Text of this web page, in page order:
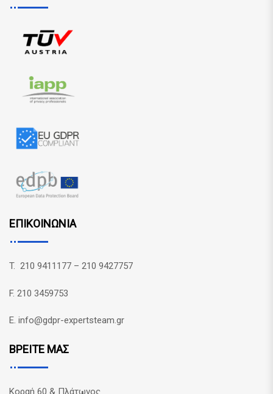
ΕΠΙΚΟΙΝΩΝΙΑ
T. 210 9411177 – 210 9427757
F. 210 3459753
E. info@gdpr-expertsteam.gr
ΒΡΕΙΤΕ ΜΑΣ
Κοραή 60 & Πλάτωνος